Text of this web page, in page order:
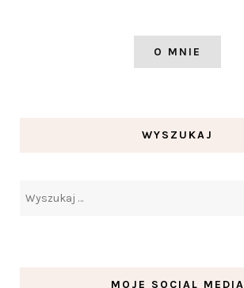
O MNIE
WYSZUKAJ
MOJE SOCIAL MEDIA